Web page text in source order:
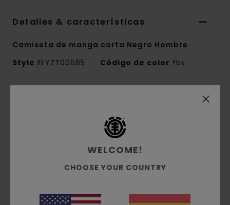
Detalles & características
Camiseta de manga corta Negro Hombre
Style ELYZT00685 Código de color fbk
100% algodón orgánico
Confección del tejido:punto jersey [180
redondo
Posición del estampado:estampado frontal
WELCOME!
CHOOSE YOUR COUNTRY